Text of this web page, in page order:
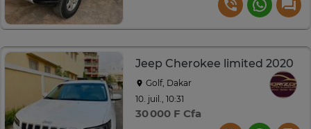
Jeep Cherokee limited 2020
Golf, Dakar
10. juil., 10:31
30 000 F Cfa